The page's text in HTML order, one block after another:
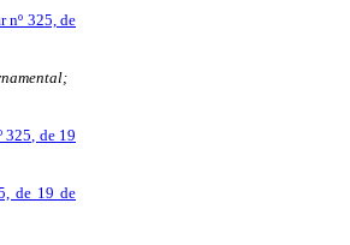
nº 325, de
325, de 19
de 19 de